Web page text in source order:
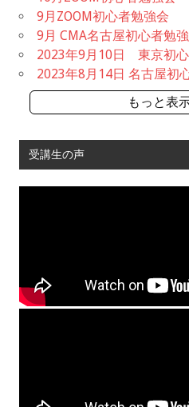
9月ZOOM初心者勉強会
9月 CMA名古屋初心者勉強
2023年9月10日 東京初
2023年8月14日 名古屋初
もっと表
受講生の声